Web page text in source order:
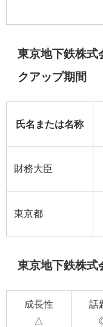
東京地下鉄株式
クアップ期間
氏名または名称
財務大臣
東京都
東京地下鉄株式
成長性
△
話